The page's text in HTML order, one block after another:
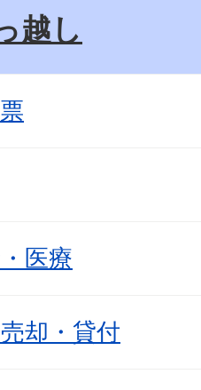
越し
医療
却・貸付